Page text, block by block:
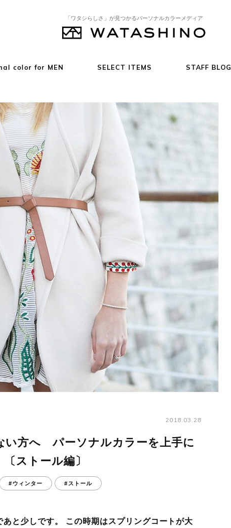
「ワタシらしさ」が見つかるパーソナルカラーメディア
color for MEN SELECT ITEMS STAFF BLOG
2018.03.28
い方へ パーソナルカラーを上手に
ストール編〕
#ウィンター #ストール
と少しです。 この時期はスプリングコートが大